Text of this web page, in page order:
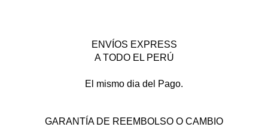
ENVÍOS EXPRESS
A TODO EL PERÚ
El mismo dia del Pago.
GARANTÍA DE REEMBOLSO O CAMBIO